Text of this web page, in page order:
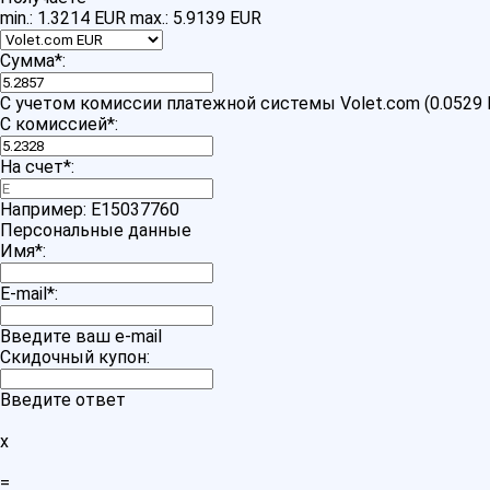
min.: 1.3214 EUR max.: 5.9139 EUR
Сумма*:
С учетом комиссии платежной системы Volet.com (0.0529
С комиссией*:
На счет*:
Например: E15037760
Персональные данные
Имя*:
E-mail*:
Введите ваш e-mail
Скидочный купон:
Введите ответ
x
=